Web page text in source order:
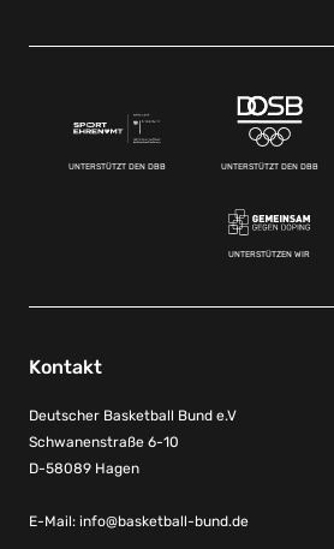
UNTERSTÜTZT DEN DBB UNTERSTÜTZT DEN DBB
UNTERSTÜTZEN WIR
Kontakt
Deutscher Basketball Bund e.V
Schwanenstraße 6-10
D-58089 Hagen
E-Mail: info@basketball-bund.de